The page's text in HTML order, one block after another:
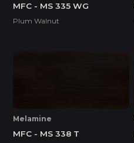
MFC - MS 335 WG
Plum Walnut
Melamine
MFC - MS 338 T